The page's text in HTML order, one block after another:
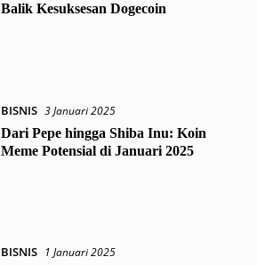
Balik Kesuksesan Dogecoin
BISNIS 3 Januari 2025
Dari Pepe hingga Shiba Inu: Koin
Meme Potensial di Januari 2025
BISNIS
1 Januari 2025